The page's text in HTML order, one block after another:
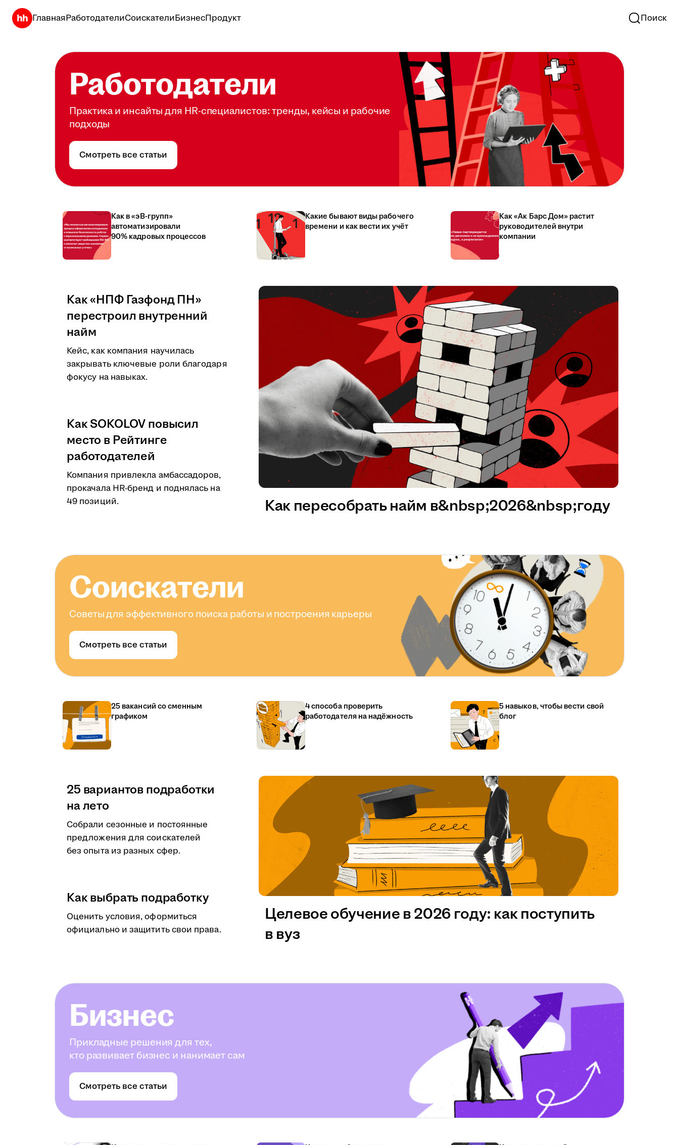
ГлавнаяРаботодателиСоискателиБизнесПродукт Поиск
Работодатели
Практика и инсайты для HR-специалистов: тренды, кейсы и рабочие
подходы
Смотреть все статьи
Как в «эВ-групп»
автоматизировали
90% кадровых процессов
Какие бывают виды рабочего
времени и как вести их учёт
Как «Ак Барс Дом» растит
руководителей внутри
компании
Как «НПФ Газфонд ПН»
перестроил внутренний
найм
Кейс, как компания научилась
закрывать ключевые роли благодаря
фокусу на навыках.
Как SOKOLOV повысил
место в Рейтинге
работодателей
Компания привлекла амбассадоров,
прокачала HR-бренд и поднялась на
49 позиций.
Как пересобрать найм в&nbsp;2026&nbsp;году
Соискатели
Советы для эффективного поиска работы и построения карьеры
Смотреть все статьи
25 вакансий со сменным
графиком
4 способа проверить
работодателя на надёжность
5 навыков, чтобы вести свой
блог
25 вариантов подработки
на лето
Собрали сезонные и постоянные
предложения для соискателей
без опыта из разных сфер.
Как выбрать подработку
Оценить условия, оформиться
официально и защитить свои права.
Целевое обучение в 2026 году: как поступить
в вуз
Бизнес
Прикладные решения для тех,
кто развивает бизнес и нанимает сам
Смотреть все статьи